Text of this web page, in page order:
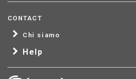
CONTACT
Chi siamo
Help